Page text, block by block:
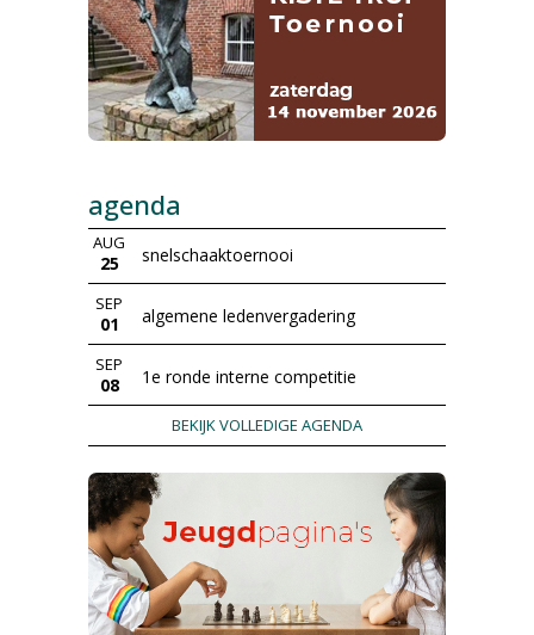
agenda
AUG
25 snelschaaktoernooi
SEP
01 algemene ledenvergadering
SEP
08 1e ronde interne competitie
BEKIJK VOLLEDIGE AGENDA